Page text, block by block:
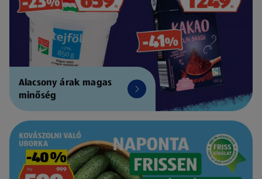
Alacsony árak magas
minőség